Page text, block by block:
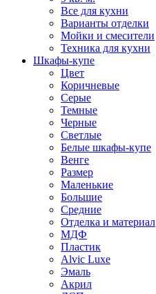
Все для кухни
Варианты отделки
Мойки и смесители
Техника для кухни
Шкафы-купе
Цвет
Коричневые
Серые
Темные
Черные
Светлые
Белые шкафы-купе
Венге
Размер
Маленькие
Большие
Средние
Отделка и материал
МДФ
Пластик
Alvic Luxe
Эмаль
Акрил